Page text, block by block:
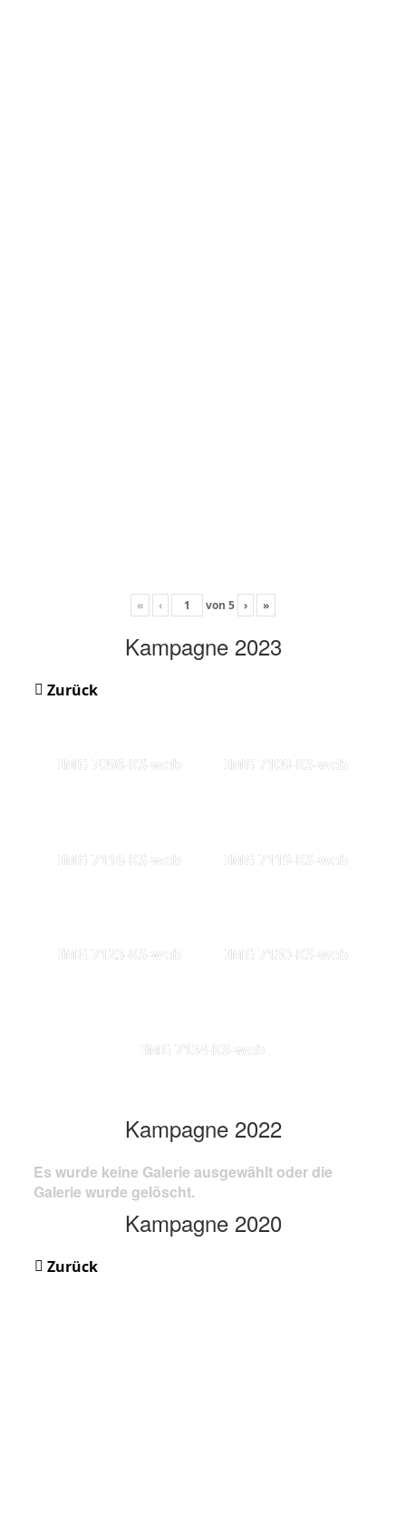
« ‹ von 5 › »
Kampagne 2023
Zurück
IMG 7098-KS-web IMG 7109-KS-web
IMG 7116-KS-web IMG 7119-KS-web
IMG 7123-KS-web IMG 7130-KS-web
IMG 7134-KS-web
Kampagne 2022
Es wurde keine Galerie ausgewählt oder die
Galerie wurde gelöscht.
Kampagne 2020
Zurück